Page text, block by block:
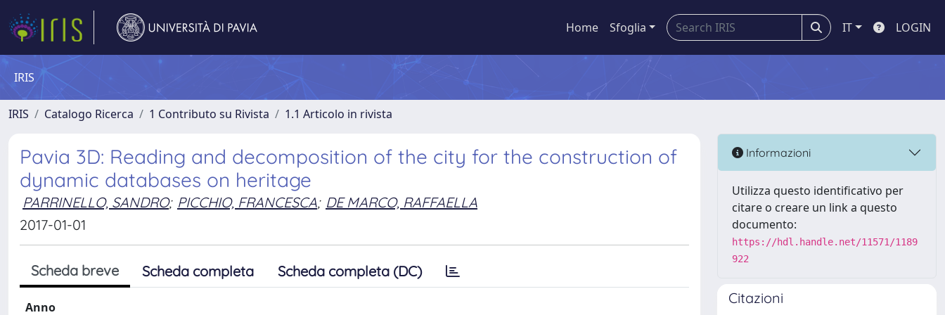
Home Sfoglia IT LOGIN
IRIS
IRIS Catalogo Ricerca 1 Contributo su Rivista 1.1 Articolo in rivista
Pavia 3D: Reading and decomposition of the city for the construction of
dynamic databases on heritage
PARRINELLO, SANDRO; PICCHIO, FRANCESCA; DE MARCO, RAFFAELLA
2017-01-01
Scheda breve Scheda completa Scheda completa (DC)
Anno
Informazioni
Utilizza questo identificativo per
citare o creare un link a questo
documento:
https://hdl.handle.net/11571/1189
922
Citazioni